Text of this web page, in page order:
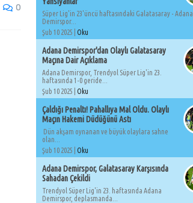
0
Süper Lig'in 23'üncü haftasındaki Galatasaray - Adana
Demirspor...
Şub 10 2025 |
Oku
Adana Demirspor'dan Olaylı Galatasaray
Maçına Dair Açıklama
Adana Demirspor, Trendyol Süper Lig'in 23.
haftasında 1-0 geride...
Şub 10 2025 |
Oku
Çaldığı Penaltı! Pahallıya Mal Oldu. Olaylı
Maçın Hakemi Düdüğünü Astı
Dün akşam oynanan ve büyük olaylara sahne
olan...
Şub 10 2025 |
Oku
Adana Demirspor, Galatasaray Karşısında
Sahadan Çekildi
Trendyol Süper Lig'in 23. haftasında Adana
Demirspor, deplasmanda...